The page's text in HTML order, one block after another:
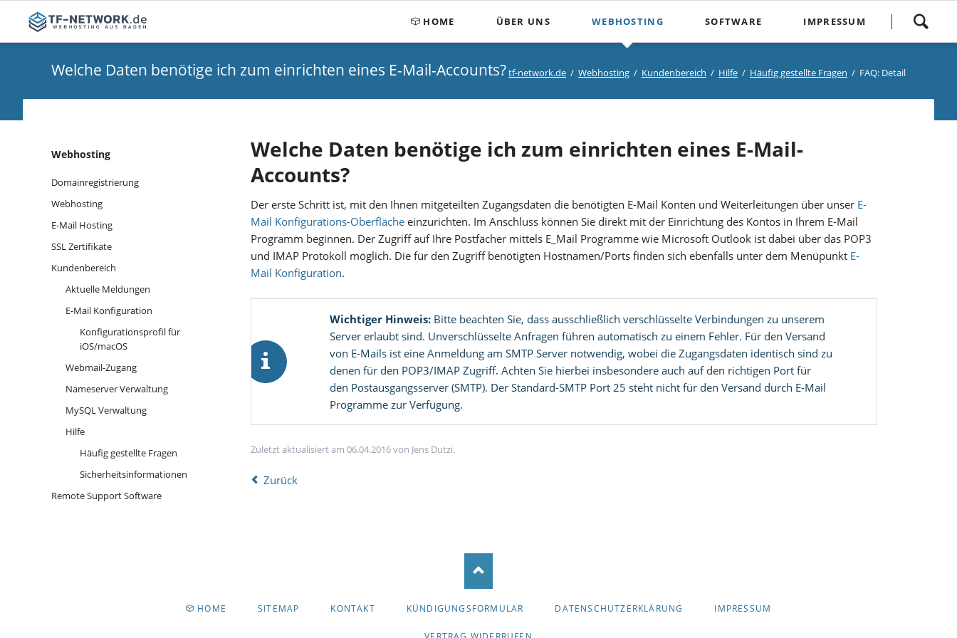
überspringen
HOME ÜBER UNS WEBHOSTING
MySQL Verwaltung
Impressum
Widerrufsbutton
SOFTWARE
Die große Treibersammlung
IMPRESSUM
Welche Daten benötige ich zum einrichten eines E-Mail-Accounts?tf-network.de Webhosting Kundenbereich Hilfe Häufig gestellte Fragen FAQ: Detail
Welche Daten benötige ich zum einrichten eines E-Mail-
Accounts?
Der erste Schritt ist, mit den Ihnen mitgeteilten Zugangsdaten die benötigten E-Mail Konten und Weiterleitungen über unser E-
Mail Konfigurations-Oberfläche einzurichten. Im Anschluss können Sie direkt mit der Einrichtung des Kontos in Ihrem E-Mail
Programm beginnen. Der Zugriff auf Ihre Postfächer mittels E_Mail Programme wie Microsoft Outlook ist dabei über das POP3
und IMAP Protokoll möglich. Die für den Zugriff benötigten Hostnamen/Ports finden sich ebenfalls unter dem Menüpunkt E-
Mail Konfiguration.
Wichtiger Hinweis: Bitte beachten Sie, dass ausschließlich verschlüsselte Verbindungen zu unserem
Server erlaubt sind. Unverschlüsselte Anfragen führen automatisch zu einem Fehler. Für den Versand
von E-Mails ist eine Anmeldung am SMTP Server notwendig, wobei die Zugangsdaten identisch sind zu
denen für den POP3/IMAP Zugriff. Achten Sie hierbei insbesondere auch auf den richtigen Port für
den Postausgangsserver (SMTP). Der Standard-SMTP Port 25 steht nicht für den Versand durch E-Mail
Programme zur Verfügung.
Zuletzt aktualisiert am 06.04.2016 von Jens Dutzi.
Zurück
Navigation
Webhosting
Domainregistrierung
Webhosting
E-Mail Hosting
SSL Zertifikate
Kundenbereich
Aktuelle Meldungen
E-Mail Konfiguration
Konfigurationsprofil für
iOS/macOS
Webmail-Zugang
Nameserver Verwaltung
MySQL Verwaltung
Hilfe
Häufig gestellte Fragen
Sicherheitsinformationen
Remote Support Software
ÜBERSPRINGEN
HOME SITEMAP KONTAKT KÜNDIGUNGSFORMULAR DATENSCHUTZERKLÄRUNG IMPRESSUM